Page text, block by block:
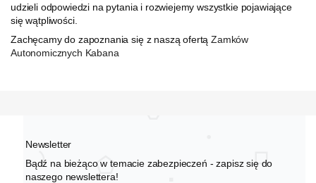
udzieli odpowiedzi na pytania i rozwiejemy wszystkie pojawiające
się wątpliwości.
Zachęcamy do zapoznania się z naszą ofertąZamków
Autonomicznych Kabana
Newsletter
Bądź na bieżąco w temacie zabezpieczeń - zapisz się do
naszego newslettera!